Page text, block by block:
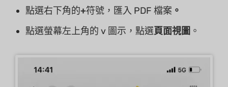
點選右下角的+符號，匯入 PDF 檔案 。
點選螢幕左上角的 v 圖示，點選頁面視圖 。